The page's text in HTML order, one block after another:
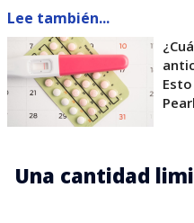
Lee también...
Una cantidad